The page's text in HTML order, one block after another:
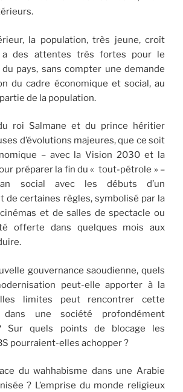
la population, très jeune, croît
a des attentes très fortes pour le
pays, sans compter une demande
du cadre économique et social, au
de la population.
roi Salmane et du prince héritier
d’évolutions majeures, que ce soit
– avec la Vision 2030 et la
préparer la fin du « tout-pétrole » –
social avec les débuts d’un
de certaines règles, symbolisé par la
et de salles de spectacle ou
offerte dans quelques mois aux
gouvernance saoudienne, quels
peut-elle apporter à la
limites peut rencontrer cette
dans une société profondément
Sur quels points de blocage les
pourraient-elles achopper ?
du wahhabisme dans une Arabie
? L’emprise du monde religieux